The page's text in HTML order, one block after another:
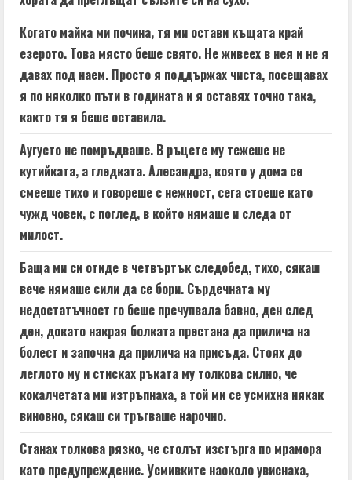
Когато майка ми почина, тя ми остави къщата край
езерото. Това място беше свято. Не живеех в нея и не я
давах под наем. Просто я поддържах чиста, посещавах
я по няколко пъти в годината и я оставях точно така,
както тя я беше оставила.
Аугусто не помръдваше. В ръцете му тежеше не
кутийката, а гледката. Алесандра, която у дома се
смееше тихо и говореше с нежност, сега стоеше като
чужд човек, с поглед, в който нямаше и следа от
милост.
Баща ми си отиде в четвъртък следобед, тихо, сякаш
вече нямаше сили да се бори. Сърдечната му
недостатъчност го беше пречупвала бавно, ден след
ден, докато накрая болката престана да прилича на
болест и започна да прилича на присъда. Стоях до
леглото му и стисках ръката му толкова силно, че
кокалчетата ми изтръпнаха, а той ми се усмихна някак
виновно, сякаш си тръгваше нарочно.
Станах толкова рязко, че столът изстърга по мрамора
като предупреждение. Усмивките наоколо увиснаха,